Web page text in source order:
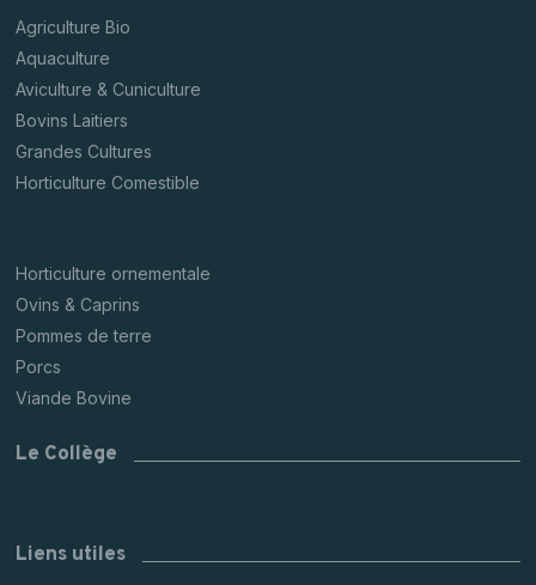
Agriculture Bio
Aquaculture
Aviculture & Cuniculture
Bovins Laitiers
Grandes Cultures
Horticulture Comestible
Horticulture ornementale
Ovins & Caprins
Pommes de terre
Porcs
Viande Bovine
Le Collège
Liens utiles